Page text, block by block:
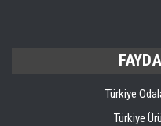
Türkiye
Türkiye